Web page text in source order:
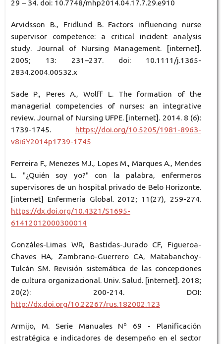
29 – 34. doi: 10.7748/mhp2014.04.17.7.29.e910
Arvidsson B., Fridlund B. Factors influencing nurse
supervisor competence: a critical incident analysis
study. Journal of Nursing Management. [internet].
2005; 13: 231–237. doi: 10.1111/j.1365-
2834.2004.00532.x
Sade P., Peres A., Wolff L. The formation of the
managerial competencies of nurses: an integrative
review. Journal of Nursing UFPE. [internet]. 2014. 8 (6):
1739-1745. https://doi.org/10.5205/1981-8963-
v8i6Y2014p1739-1745
Ferreira F., Menezes MJ., Lopes M., Marques A., Mendes
L. "¿Quién soy yo?" con la palabra, enfermeros
supervisores de un hospital privado de Belo Horizonte.
[internet] Enfermería Global. 2012; 11(27), 259-274.
https://dx.doi.org/10.4321/S1695-
61412012000300014
Gonzáles-Limas WR, Bastidas-Jurado CF, Figueroa-
Chaves HA, Zambrano-Guerrero CA, Matabanchoy-
Tulcán SM. Revisión sistemática de las concepciones
de cultura organizacional. Univ. Salud. [internet]. 2018;
20(2): 200-214. DOI:
http://dx.doi.org/10.22267/rus.182002.123
Armijo, M. Serie Manuales Nº 69 - Planificación
estratégica e indicadores de desempeño en el sector